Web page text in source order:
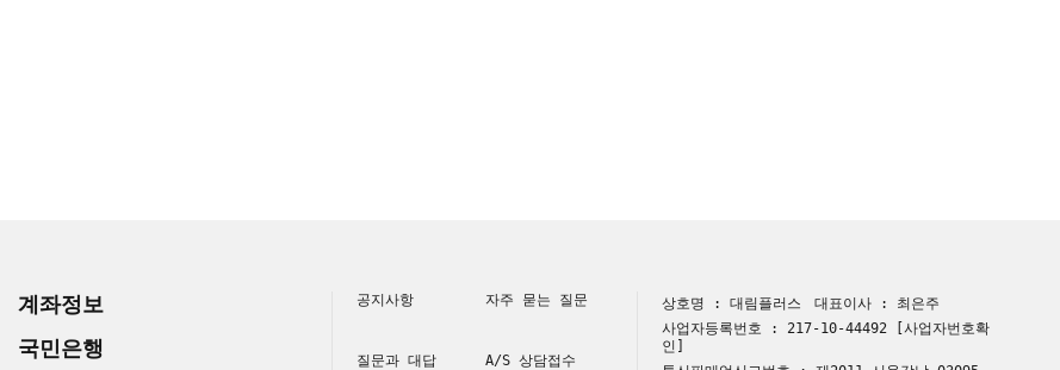
계좌정보
국민은행
공지사항 자주 묻는 질문
질문과 대답 A/S 상담접수
상호명 : 대림플러스
대표이사 : 최은주
사업자등록번호 : 217-10-44492
[사업자번호확
인]